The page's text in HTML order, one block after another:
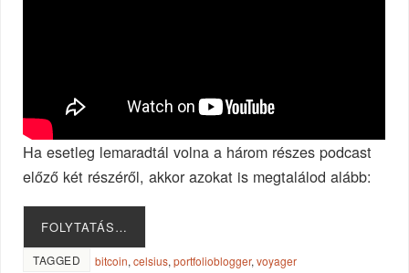
Ha esetleg lemaradtál volna a három részes podcast
előző két részéről, akkor azokat is megtalálod alább:
FOLYTATÁS…
TAGGED bitcoin,celsius,portfolioblogger,voyager